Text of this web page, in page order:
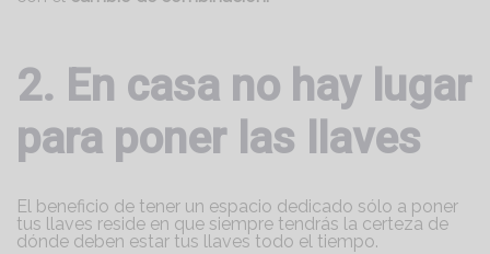
2. En casa no hay lugar
para poner las llaves
El beneficio de tener un espacio dedicado sólo a poner
tus llaves reside en que siempre tendrás la certeza de
dónde deben estar tus llaves todo el tiempo.